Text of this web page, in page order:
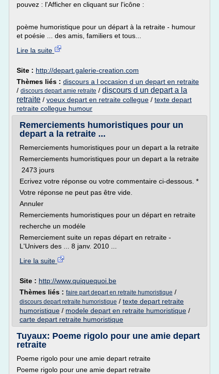
pouvez : l'Afficher en cliquant sur l'icône :
poème humoristique pour un départ à la retraite - humour
et poésie ... des amis, familiers et tous...
Lire la suite
Site : http://depart.galerie-creation.com
Thèmes liés : discours a l occasion d un depart en retraite
/ discours depart amie retraite / discours d un depart a la
retraite / voeux depart en retraite collegue / texte depart
retraite collegue humour
Remerciements humoristiques pour un
depart a la retraite ...
Remerciements humoristiques pour un depart a la retraite
Remerciements humoristiques pour un depart a la retraite
2473 jours
Ecrivez votre réponse ou votre commentaire ci-dessous. *
Votre réponse ne peut pas être vide.
Annuler
Remerciements humoristiques pour un départ en retraite
recherche un modéle
Remerciement suite un repas départ en retraite -
L'Univers des ... 8 janv. 2010 ...
Lire la suite
Site : http://www.quiquequoi.be
Thèmes liés : faire part depart en retraite humoristique /
discours depart retraite humoristique / texte depart retraite
humoristique / modele depart en retraite humoristique /
carte depart retraite humoristique
Tuyaux: Poeme rigolo pour une amie depart
retraite
Poeme rigolo pour une amie depart retraite
Poeme rigolo pour une amie depart retraite